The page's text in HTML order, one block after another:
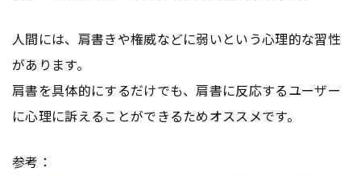
人間には、肩書きや権威などに弱いという心理的な習性
があります。
肩書を具体的にするだけでも、肩書に反応するユーザー
に心理に訴えることができるためオススメです。
参考：